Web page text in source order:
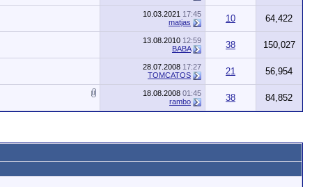
10.03.2021 17:45
matjas
10 64,422
13.08.2010 12:59
BABA
38 150,027
28.07.2008 17:27
TOMCATOS
21 56,954
18.08.2008 01:45
rambo
38 84,852